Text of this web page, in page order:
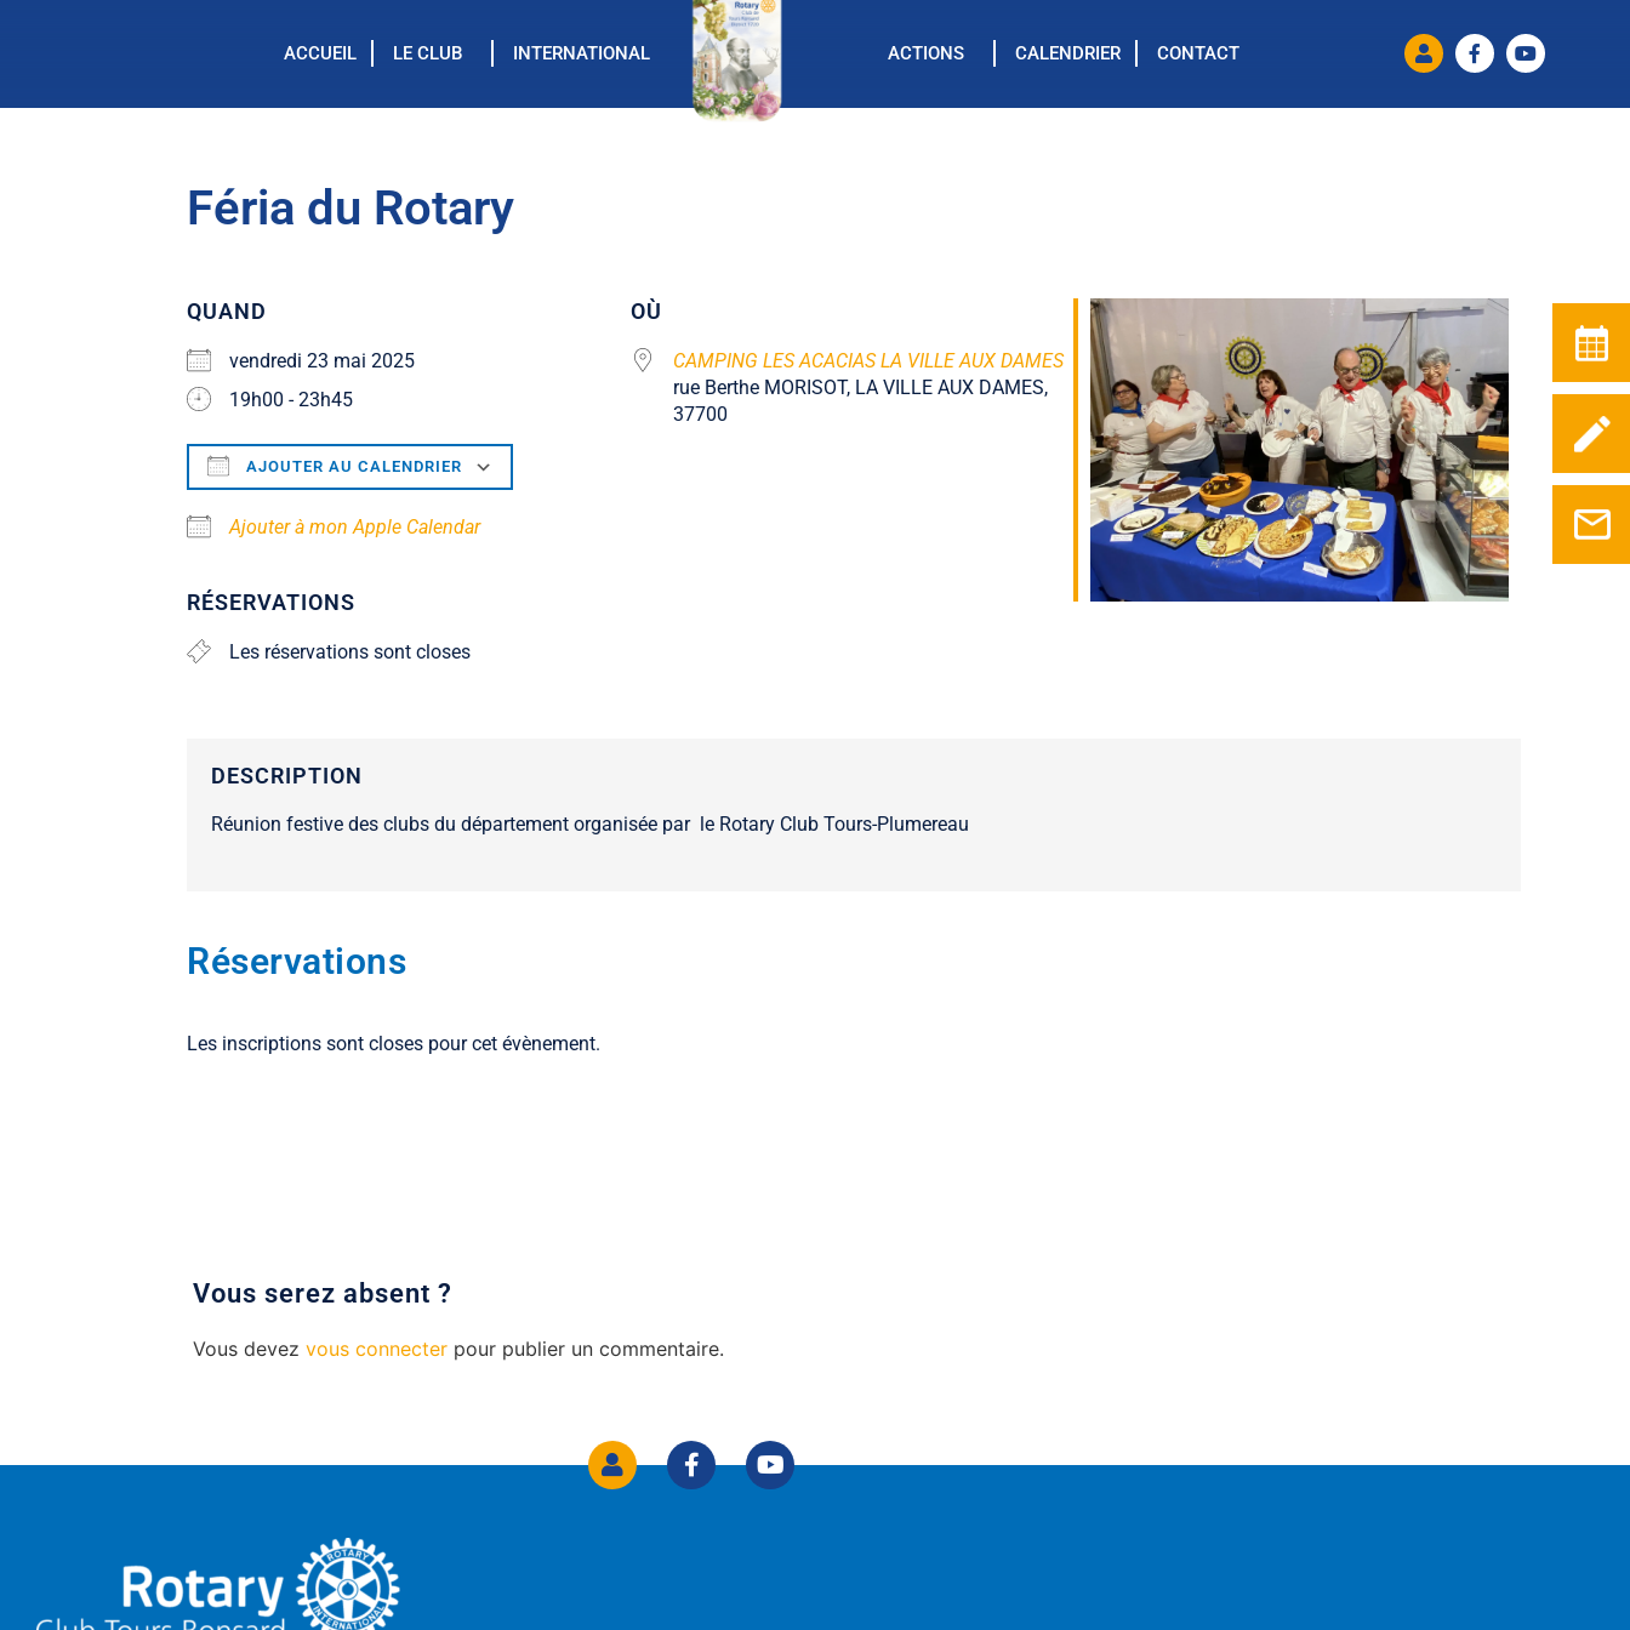
ACCUEIL LE CLUB INTERNATIONAL ACTIONS CALENDRIER CONTACT
Féria du Rotary
QUAND
vendredi 23 mai 2025
19h00 - 23h45
AJOUTER AU CALENDRIER
Outlook Live
Ajouter à mon Apple Calendar
RÉSERVATIONS
Les réservations sont closes
OÙ
CAMPING LES ACACIAS LA VILLE AUX DAMES
rue Berthe MORISOT, LA VILLE AUX DAMES,
37700
Réunion festive des clubs du département organisée par le Rotary Club Tours-Plumereau
Réservations
Les inscriptions sont closes pour cet évènement.
Vous devez vous connecter pour publier un commentaire.